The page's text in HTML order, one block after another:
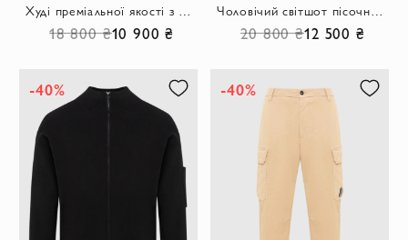
Худі преміальної якості з фірмовою лінзою на рукаві
18 800 ₴10 900 ₴
Чоловічий світшот пісочного кольору з фірмовою лінзою на лівому рукаві
20 800 ₴12 500 ₴
-40% -40%